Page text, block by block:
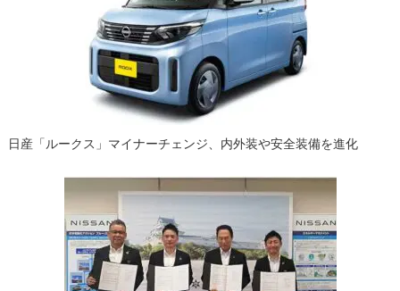
日産「ルークス」マイナーチェンジ、内外装や安全装備を進化